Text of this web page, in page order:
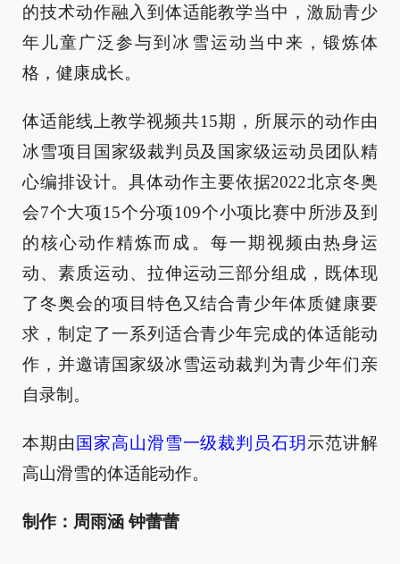
的技术动作融入到体适能教学当中，激励青少
年儿童广泛参与到冰雪运动当中来，锻炼体
格，健康成长。
体适能线上教学视频共15期，所展示的动作由
冰雪项目国家级裁判员及国家级运动员团队精
心编排设计。具体动作主要依据2022北京冬奥
会7个大项15个分项109个小项比赛中所涉及到
的核心动作精炼而成。每一期视频由热身运
动、素质运动、拉伸运动三部分组成，既体现
了冬奥会的项目特色又结合青少年体质健康要
求，制定了一系列适合青少年完成的体适能动
作，并邀请国家级冰雪运动裁判为青少年们亲
自录制。
本期由 国家高山滑雪一级裁判员石玥 示范讲解
高山滑雪的体适能动作。
制作：周雨涵 钟蕾蕾